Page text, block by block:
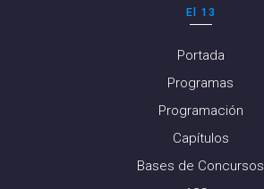
El 13
Portada
Programas
Programación
Capítulos
Bases de Concursos